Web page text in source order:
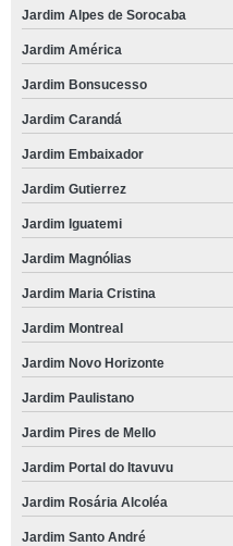
Jardim Alpes de Sorocaba
Jardim América
Jardim Bonsucesso
Jardim Carandá
Jardim Embaixador
Jardim Gutierrez
Jardim Iguatemi
Jardim Magnólias
Jardim Maria Cristina
Jardim Montreal
Jardim Novo Horizonte
Jardim Paulistano
Jardim Pires de Mello
Jardim Portal do Itavuvu
Jardim Rosária Alcoléa
Jardim Santo André